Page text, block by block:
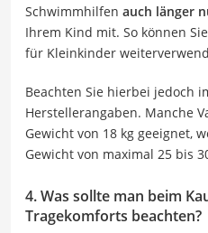
Schwimmhilfen auch länger
Ihrem Kind mit. So können
für Kleinkinder
Beachten Sie hierbei jedoch
Herstellerangaben. Manche
Gewicht von 18 kg geeignet,
Gewicht von maximal 25 bis
4. Was sollte man beim
Tragekomforts beachten?